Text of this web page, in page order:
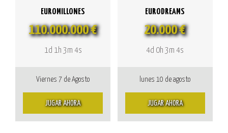
EUROMILLONES
110.000.000 €
1d 1h 3m 4s
Viernes 7 de Agosto
JUGAR AHORA
EURODREAMS
20.000 €
4d 0h 3m 4s
lunes 10 de agosto
JUGAR AHORA